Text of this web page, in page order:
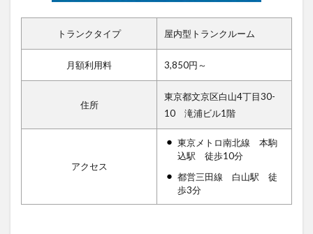
トランクタイプ 屋内型トランクルーム
月額利用料 3,850円～
住所
東京都文京区白山4丁目30-
10 滝浦ビル1階
アクセス
東京メトロ南北線 本駒
込駅 徒歩10分
都営三田線 白山駅 徒
歩3分